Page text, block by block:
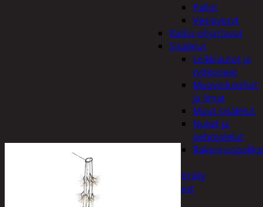
Pallot
Vesipyssyt
Radio-ohjattavat
Sisälelut
Leikkiautot ja
työkoneet
Muovailuvahat
ja limat
Muut sisälelut
Nuket ja
pehmolelut
Polkupyöräily
Lukot